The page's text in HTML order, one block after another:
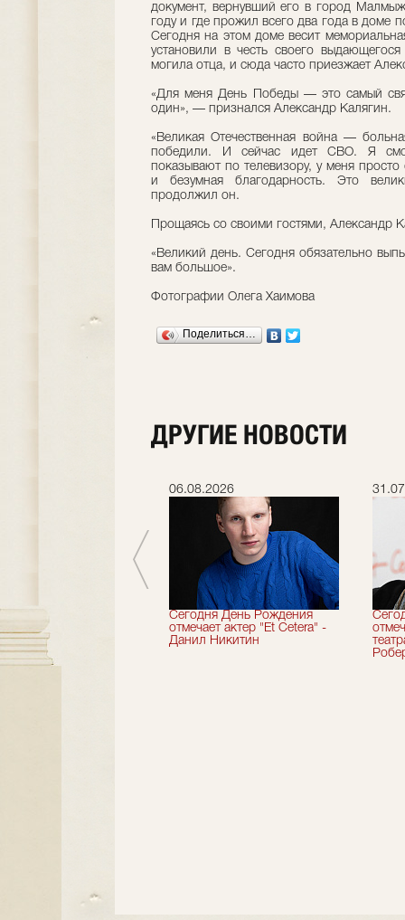
документ, вернувший его в город
году и где прожил всего два года в доме
Сегодня на этом доме весит
установили в честь своего
могила отца, и сюда часто приезжает
«Для меня День Победы — это самый
один», — признался Александр Калягин.
«Великая Отечественная война —
победили. И сейчас идет СВО. Я
показывают по телевизору, у меня
и безумная благодарность. Это
продолжил он.
Прощаясь со своими гостями, Александр
«Великий день. Сегодня обязательно
вам большое».
Фотографии Олега Хаимова
Поделиться…
ДРУГИЕ НОВОСТИ
сезон!
06.08.2026
Сегодня День Рождения
отмечает актер "Et Cetera" -
Данил Никитин